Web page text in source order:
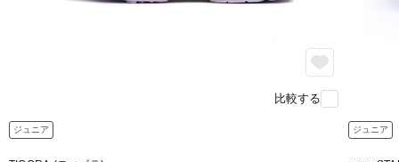
比較する
ジュニア ジュニア